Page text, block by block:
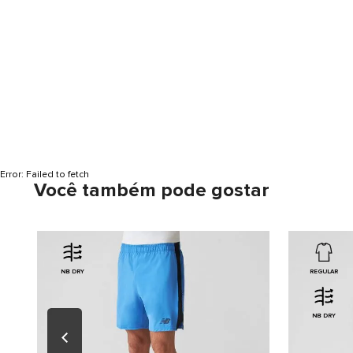
Error: Failed to fetch
Você também pode gostar
NB DRY REGULAR
NB DRY